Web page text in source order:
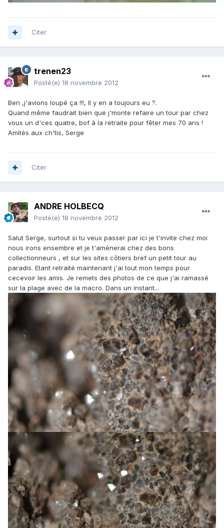
Citer
trenen23
Posté(e) 18 novembre 2012
Ben ,j'avions loupé ça !!!, Il y en a toujours eu ?.
Quand même faudrait bien que j'monte refaire un tour par chez
vous un d'ces quatre, bof à la retraite pour fêter mes 70 ans !
Amitès aux ch'tis, Serge
Citer
ANDRE HOLBECQ
Posté(e) 18 novembre 2012
Salut Serge, surtout si tu veux passer par ici je t'invite chez moi
nous irons ensembre et je t'amènerai chez des bons
collectionneurs , et sur les sites côtiers bref un petit tour au
paradis. Etant retraité maintenant j'ai tout mon temps pour
cecevoir les amis. Je remets des photos de ce que j'ai ramassé
sur la plage avec de la macro. Dans un instant...